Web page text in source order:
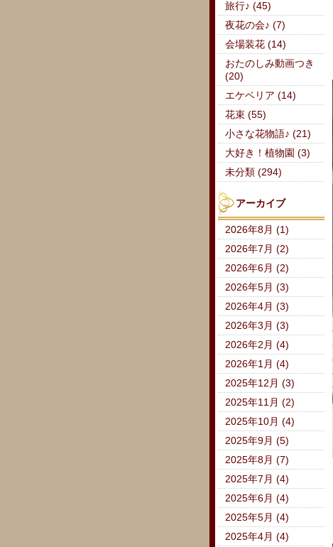
旅行♪ (45)
夜花の会♪ (7)
会場装花 (14)
おたのしみ動画つき
(20)
エケベリア (14)
花束 (55)
小さな花物語♪ (21)
大好き！植物園 (3)
未分類 (294)
アーカイブ
2026年8月 (1)
2026年7月 (2)
2026年6月 (2)
2026年5月 (3)
2026年4月 (3)
2026年3月 (3)
2026年2月 (4)
2026年1月 (4)
2025年12月 (3)
2025年11月 (2)
2025年10月 (4)
2025年9月 (5)
2025年8月 (7)
2025年7月 (4)
2025年6月 (4)
2025年5月 (4)
2025年4月 (4)